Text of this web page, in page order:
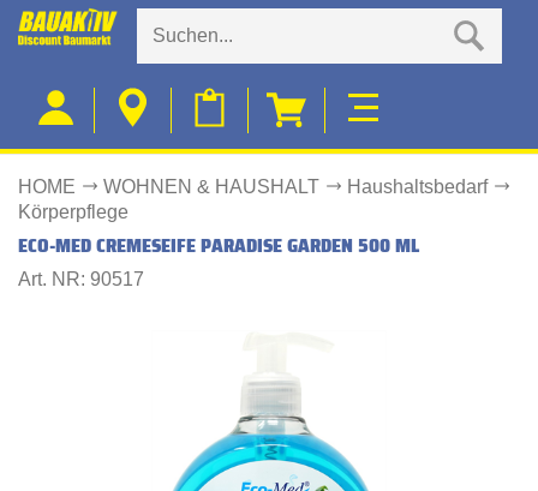
HOME WOHNEN & HAUSHALT
Haushaltsbedarf
Körperpflege
ECO-MED CREMESEIFE PARADISE GARDEN 500 ML
Art. NR: 90517